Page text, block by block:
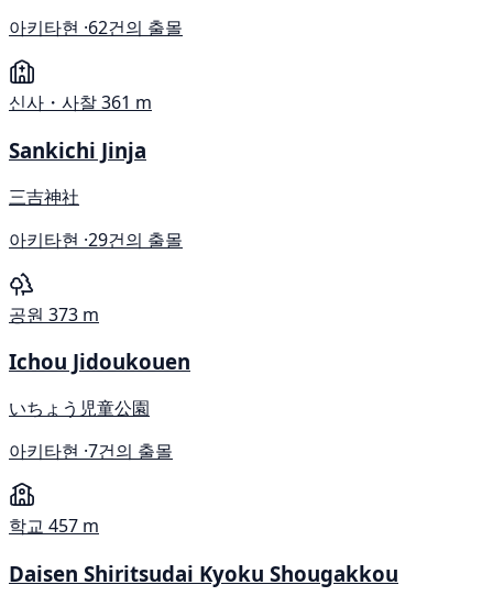
아키타현 ·62건의 출몰
신사・사찰361 m
Sankichi Jinja
三吉神社
아키타현 ·29건의 출몰
공원 373 m
Ichou Jidoukouen
いちょう児童公園
아키타현 ·7건의 출몰
학교 457 m
Daisen Shiritsudai Kyoku Shougakkou